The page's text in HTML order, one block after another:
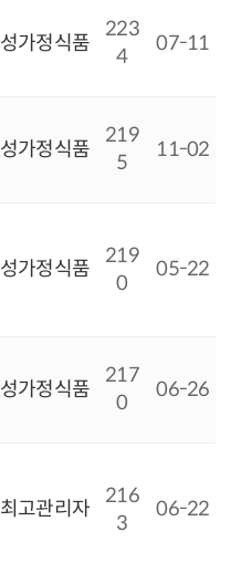
성가정식품
223
4
07-11
성가정식품
219
5
11-02
성가정식품
219
0
05-22
성가정식품
217
0
06-26
최고관리자
216
3
06-22